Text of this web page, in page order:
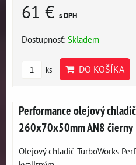
61 € s DPH
Dostupnosť: Skladem
ks DO KOŠÍKA
Performance olejový
260x70x50mm AN8 čierny
Olejový chladič TurboWorks